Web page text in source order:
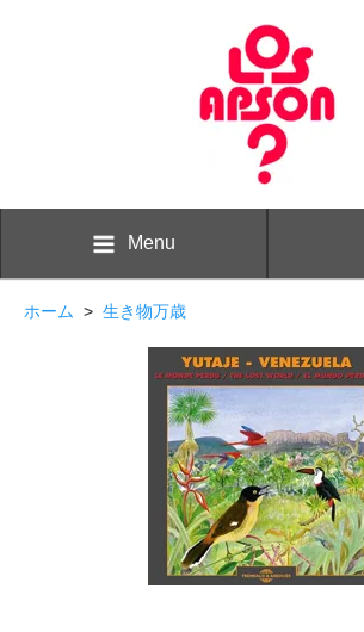
Menu
ホーム > 生き物万歳